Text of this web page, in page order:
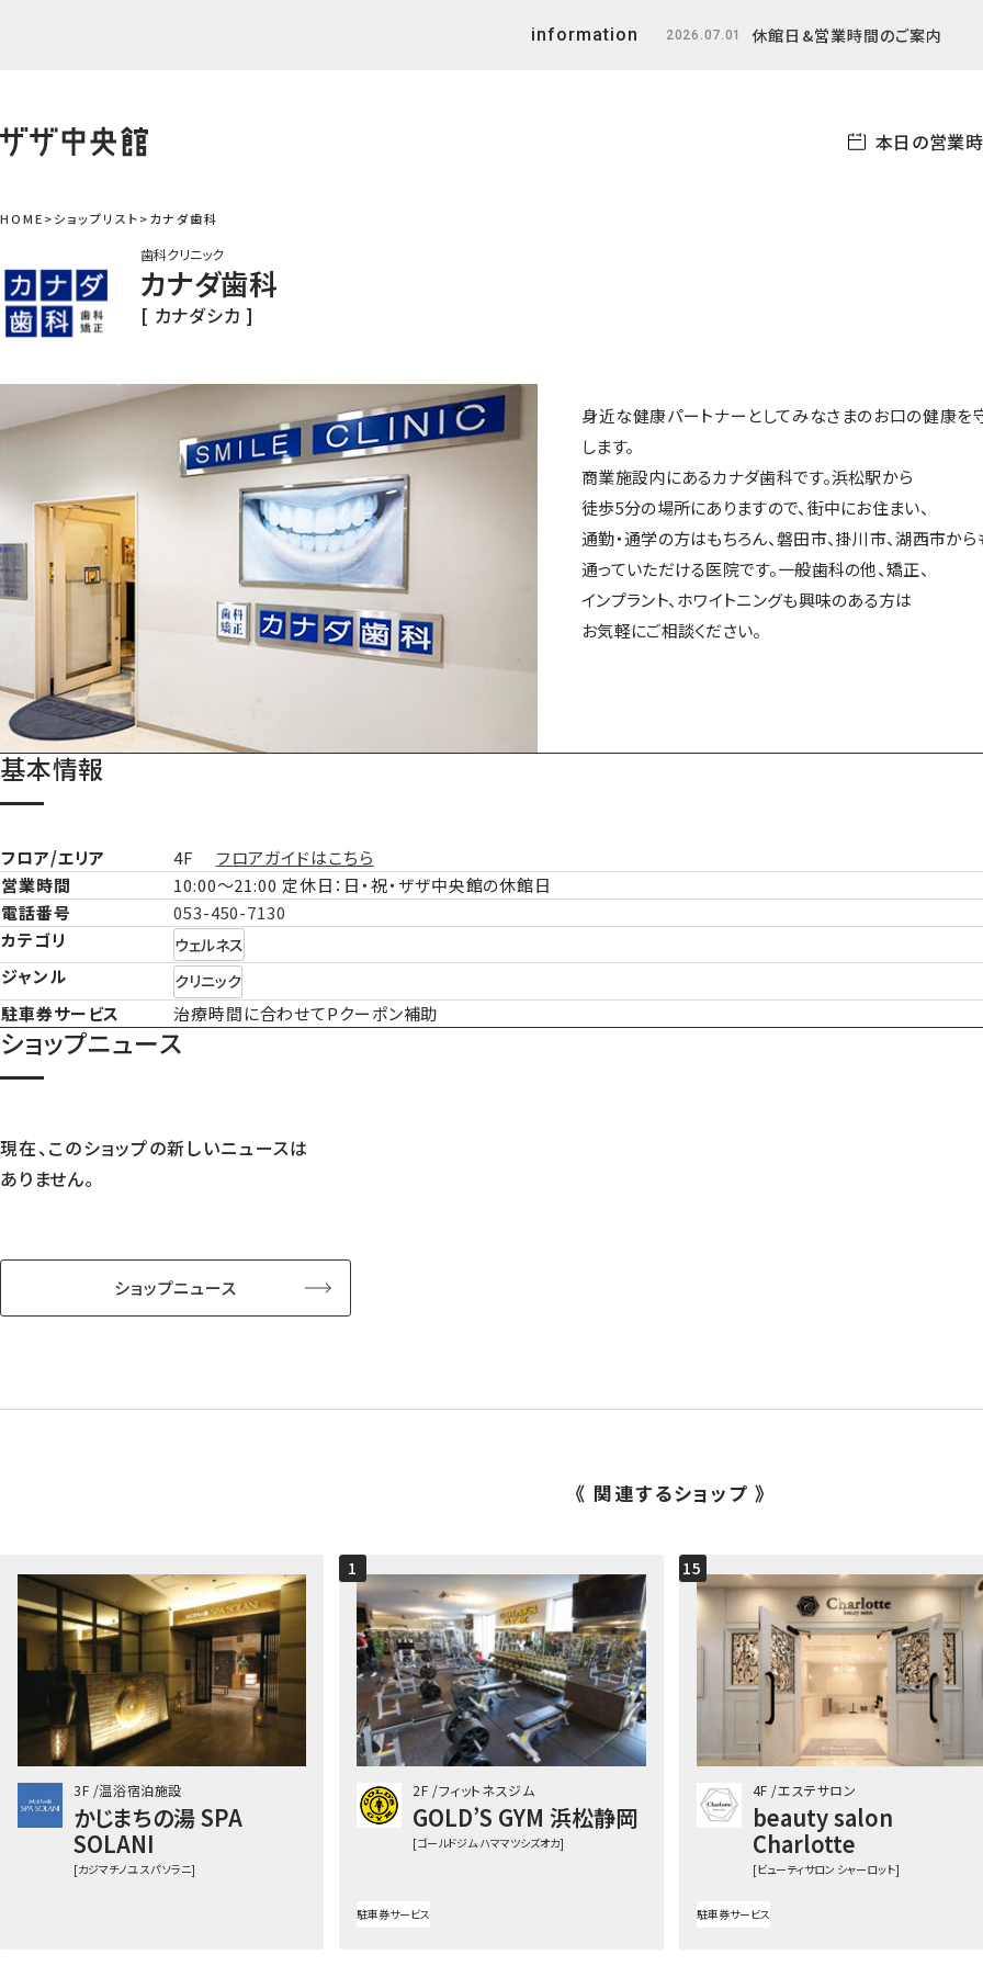
information 2026.07.01 休館日&営業時間のご案内
本日の営業時
HOME ショップリスト カナダ歯科
歯科クリニック
カナダ歯科
[ カナダシカ ]
身近な健康パートナーとしてみなさまのお口の健康を
します。
商業施設内にあるカナダ歯科です。浜松駅から
徒歩5分の場所にありますので、街中にお住まい、
通勤・通学の方はもちろん、磐田市、掛川市、湖西市から
通っていただける医院です。一般歯科の他、矯正、
インプラント、ホワイトニングも興味のある方は
お気軽にご相談ください。
基本情報
フロア/エリア 4F フロアガイドはこちら
営業時間
10:00～21:00 定休日：日・祝・ザザ中央館の休館日
電話番号
053-450-7130
カテゴリ
ウェルネス
ジャンル クリニック
駐車券サービス 治療時間に合わせてPクーポン補助
ショップニュース
現在、このショップの新しいニュースは
ありません。
ショップニュース
《 関連するショップ 》
3F 温浴宿泊施設
かじまちの湯 SPA
SOLANI
[カジマチノユ スパ ソラニ]
1
2F フィットネスジム
GOLD’S GYM 浜松静岡
[ゴールドジム ハママツシズオカ]
駐車券サービス
15
4F エステサロン
beauty salon
Charlotte
[ビューティサロン シャーロット]
駐車券サービス